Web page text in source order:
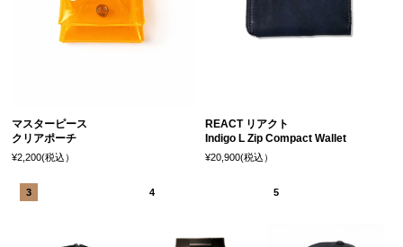
マスターピース
クリアポーチ
¥2,200(税込）
REACT リアクト
Indigo L Zip Compact Wallet
¥20,900(税込）